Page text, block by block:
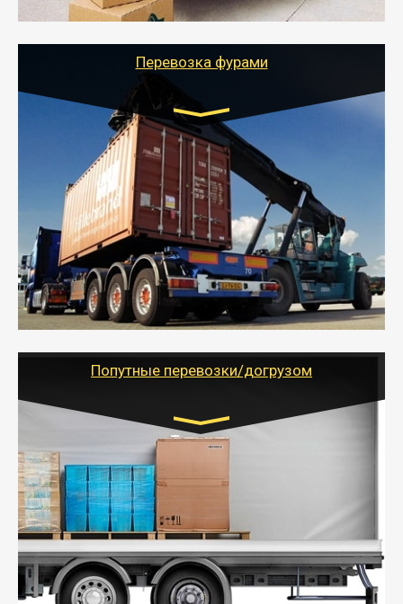
оформлением документов, подтверждающих
Перевозка фурами
Транспорт:
Еврофура Тент от 5 до 10 тонн
грузоподъемность
от 10 000 руб. Возможен догруз
- Доставка фурой до 20 т возможна для больших
объемов грузов, упакованных в коробки, мешки,
паллеты и россыпью в самые отдаленные места
России с гарантией полной сохранности.
- Тайгер Логистик предоставляет услуги по
грузоперевозкам для физических и юридических лиц
Попутные перевозки/догрузом
Транспорт:
Газель (1,5 и 3 тонны), Бычок, Еврофура от 5 до
10 тонн
от 5000 руб. Возможен догруз
- Экономный способ доставить вещи от 200 кг в
другой город - догрузом или попутно. Попутные
грузоперевозки для физлиц, ИП и юрлиц обходятся
дешевле.